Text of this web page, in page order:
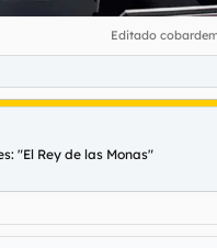
Editado
"El Rey de las Monas"